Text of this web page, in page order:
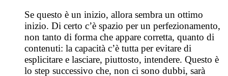
Se questo è un inizio, allora sembra un ottimo
inizio. Di certo c’è spazio per un perfezionamento,
non tanto di forma che appare corretta, quanto di
contenuti: la capacità c’è tutta per evitare di
esplicitare e lasciare, piuttosto, intendere. Questo è
lo step successivo che, non ci sono dubbi, sarà